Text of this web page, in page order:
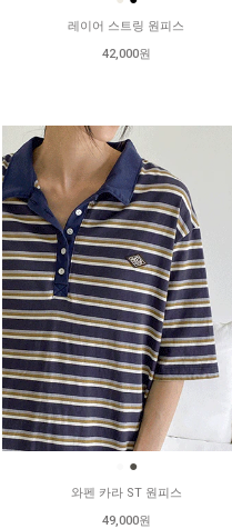
레이어 스트링 원피스
42,000원
●
와펜 카라 ST 원피스
49,000원